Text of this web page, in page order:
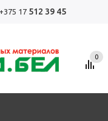
+375 17 512 39 45
0